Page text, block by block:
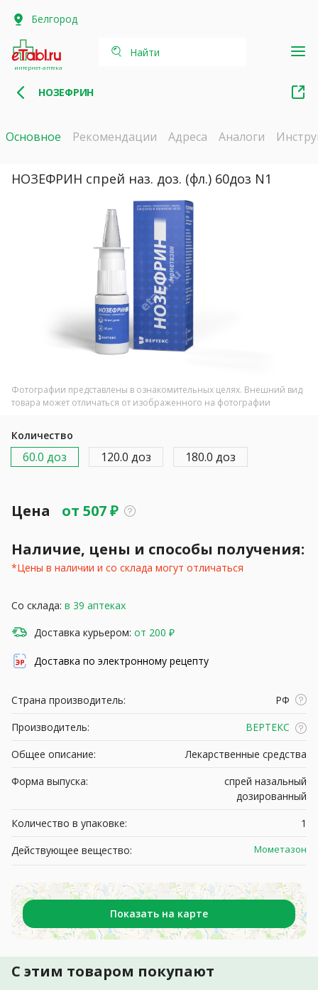
Белгород
интернет-аптека
Найти
НОЗЕФРИН
Основное Рекомендации Адреса Аналоги
НОЗЕФРИН спрей наз. доз. (фл.) 60доз N1
Фотографии представлены в ознакомительных целях. Внешний вид
товара может отличаться от изображенного на фотографии
Количество
60.0 доз 120.0 доз 180.0 доз
Цена от 507₽
Наличие, цены и способы получения:
*Цены в наличии и со склада могут отличаться
Со склада: в 39 аптеках
Доставка курьером: от 200 ₽
Доставка по электронному рецепту
Страна производитель:
РФ
Производитель:
ВЕРТЕКС
Общее описание:
Лекарственные средства
Форма выпуска:
спрей назальный
дозированный
Количество в упаковке:
1
Действующее вещество:
Мометазон
Показать на карте
С этим товаром покупают